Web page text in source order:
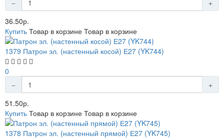
36.50р.
Купить Товар в корзине Товар в корзине
1379 Патрон эл. (настенный косой) Е27 (YK744)
0
51.50р.
Купить Товар в корзине Товар в корзине
1378 Патрон эл. (настенный прямой) Е27 (YK745)